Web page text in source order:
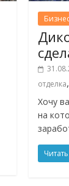
отделка,
Хочу
на